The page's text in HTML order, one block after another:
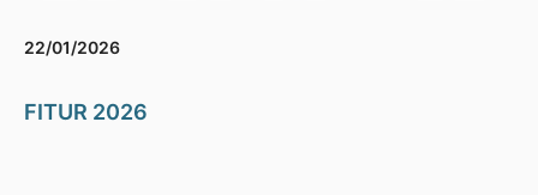
22/01/2026
FITUR 2026